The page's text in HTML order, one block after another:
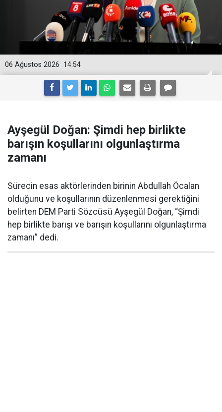
14:54
06 Ağustos 2026
Ayşegül Doğan: Şimdi hep birlikte
barışın koşullarını olgunlaştırma
zamanı
Sürecin esas aktörlerinden birinin Abdullah Öcalan
olduğunu ve koşullarının düzenlenmesi gerektiğini
belirten DEM Parti Sözcüsü Ayşegül Doğan, “Şimdi
hep birlikte barışı ve barışın koşullarını olgunlaştırma
zamanı” dedi.